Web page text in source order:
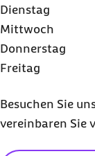
Dienstag
Mittwoch
Donnerstag
Freitag
Besuchen Sie
vereinbaren Sie